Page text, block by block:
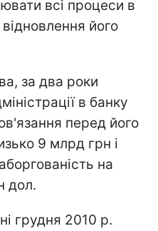
всі процеси в
його
за два роки
в банку
перед його
9 млрд грн і
на
дол.
грудня 2010 р.